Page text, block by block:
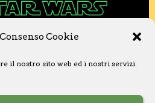
Cookie
il nostro sito web ed i nostri servizi.
a Lucasfilm LTD o
Company o ad altre
o qualsiasi altra